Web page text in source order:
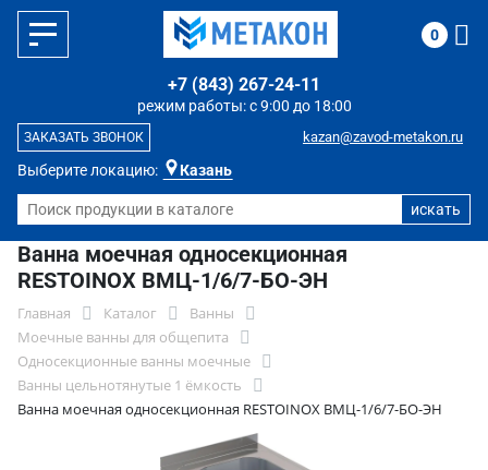
Выберите локацию: Казань
режим работы: с 9:00 до 18:00
+7 (843) 267-24-11
kazan@zavod-metakon.ru
ЗАКАЗАТЬ ЗВОНОК
0
Ванна моечная односекционная
RESTOINOX ВМЦ-1/6/7-БО-ЭН
Главная Каталог
Ванны
Моечные ванны для общепита
Односекционные ванны моечные
Ванны цельнотянутые 1 ёмкость
Ванна моечная односекционная RESTOINOX ВМЦ-1/6/7-БО-ЭН